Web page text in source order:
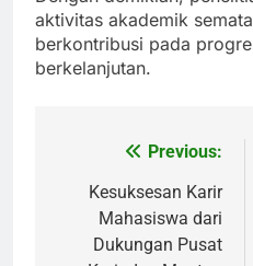
aktivitas akademik
berkontribusi pada
berkelanjutan.
navigation
Previous:
Kesuksesan Karir
Mahasiswa dari
Dukungan Pusat